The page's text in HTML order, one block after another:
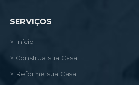
SERVIÇOS
> Início
> Construa sua Casa
> Reforme sua Casa